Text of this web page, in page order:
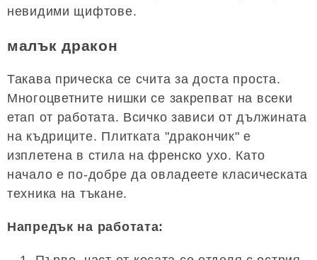
невидими щифтове.
малък дракон
Такава прическа се счита за доста проста.
Многоцветните нишки се закрепват на всеки
етап от работата. Всичко зависи от дължината
на къдриците. Плитката "дракончик" е
изплетена в стила на френско ухо. Като
начало е по-добре да овладеете класическата
техника на тъкане.
Напредък на работата: